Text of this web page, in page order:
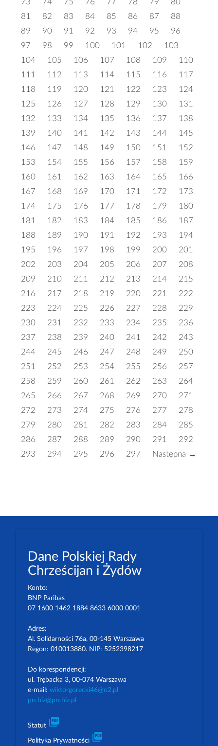
73
74 75 76 77 78 79
80
81
82 83 84 85 86 87
88
89
90 91 92 93 94 95
96
97
98 99 100 101 102
103
104
105 106 107 108 109
110
111
112 113 114 115 116
117
118
119 120 121 122 123
124
125
126 127 128 129 130
131
132
133 134 135 136 137
138
139
140 141 142 143 144
145
146
147 148 149 150 151
152
153
154 155 156 157 158
159
160
161 162 163 164 165
166
167
168 169 170 171 172
173
174
175 176 177 178 179
180
181
182 183 184 185 186
187
188
189 190 191 192 193
194
195
196 197 198 199 200
201
202
203 204 205 206 207
208
209
210 211 212 213 214
215
216
217 218 219 220 221
222
223
224 225 226 227 228
229
230
231 232 233 234 235
236
237
238 239 240 241 242
243
244
245 246 247 248 249
250
251
252 253 254 255 256
257
258
259 260 261 262 263
264
265
266 267 268 269 270
271
272
273 274 275 276 277
278
279
280 281 282 283 284
285
286
287 288 289 290 291
292
293
294 295 296 297 Następna →
Dane Polskiej Rady
Chrześcijan i Żydów
Konto:
BNP Paribas
07 1600 1462 1884 8633 6000 0001
Adres:
Al. Solidarności 76a, 00-145 Warszawa
Regon: 010013880. NIP: 5252398217
Do korespondencji:
ul. Trębacka 3, 00-074 Warszawa
e-mail: wiktorgorecki46@o2.pl
prchiz@prchiz.pl
Statut picture_as_pdf
Polityka Prywatności picture_as_pdf